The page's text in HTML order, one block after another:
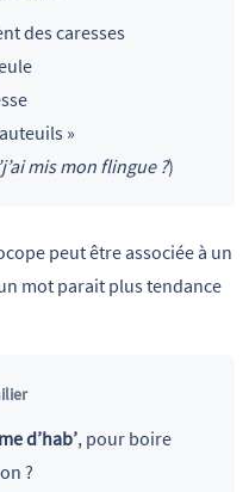
des caresses
»
mis mon flingue ?)
peut être associée à un
mot parait plus tendance
d’hab’, pour boire
?